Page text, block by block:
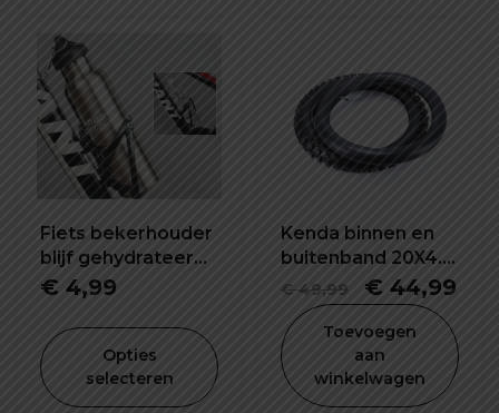
Fiets bekerhouder
blijf gehydrateerd
tijdens het rijden
€ 4,99
Opties
selecteren
Kenda binnen en
buitenband 20X4.0
inch
€49,99
was:
€ 49,99.
€ 44,99
is:
Toevoegen
aan
winkelwagen